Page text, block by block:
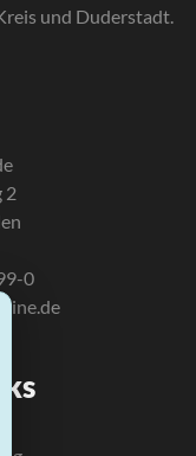
und Duderstadt.
2
0